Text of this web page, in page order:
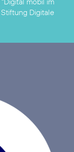
Stiftung Digitale